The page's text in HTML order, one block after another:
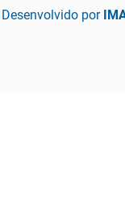
Desenvolvido por